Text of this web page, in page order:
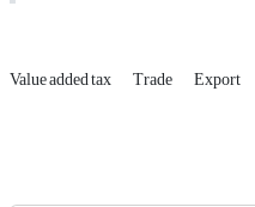
Value added tax Trade Export